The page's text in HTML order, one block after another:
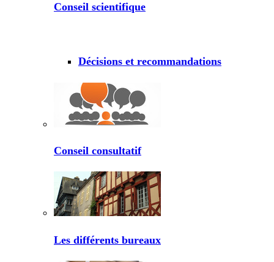
Conseil scientifique
Décisions et recommandations
Conseil consultatif
Les différents bureaux